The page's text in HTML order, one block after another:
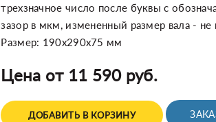
трехзначное число после буквы с
зазор в мкм, измененный размер вала - не
Размер: 190x290x75 мм
Цена от 11 590 руб.
ДОБАВИТЬ В КОРЗИНУ